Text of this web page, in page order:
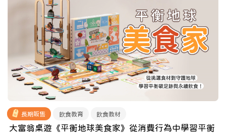
長期販售 飲食教育 飲食教材
大富翁桌遊《平衡地球美食家》從消費行為中學習平衡